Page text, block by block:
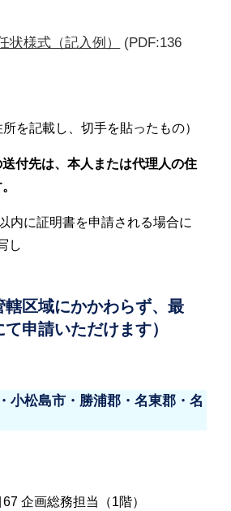
状様式（記入例） (PDF:136
を記載し、切手を貼ったもの）
付先は、本人または代理人の住
内に証明書を申請される場合に
し
轄区域にかかわらず、最
申請いただけます）
小松島市・勝浦郡・名東郡・名
企画総務担当（1階）